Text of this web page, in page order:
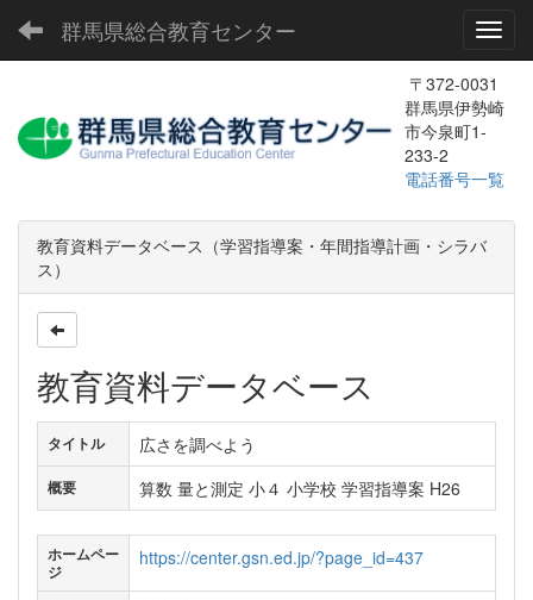
群馬県総合教育センター
〒372-0031
群馬県伊勢崎
市今泉町1-
233-2
電話番号一覧
教育資料データベース（学習指導案・年間指導計画・シラバ
ス）
教育資料データベース
タイトル 広さを調べよう
概要 算数 量と測定 小４ 小学校 学習指導案 H26
ホームペー
ジ
https://center.gsn.ed.jp/?page_id=437